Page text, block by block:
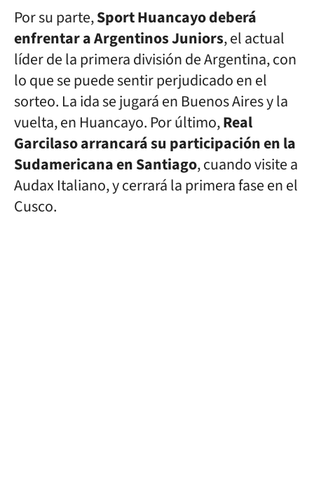
Por su parte,Sport Huancayo deberá
enfrentar a Argentinos Juniors, el actual
líder de la primera división de Argentina, con
lo que se puede sentir perjudicado en el
sorteo. La ida se jugará en Buenos Aires y la
vuelta, en Huancayo. Por último,Real
Garcilaso arrancará su participación en la
Sudamericana en Santiago, cuando visite a
Audax Italiano, y cerrará la primera fase en el
Cusco.